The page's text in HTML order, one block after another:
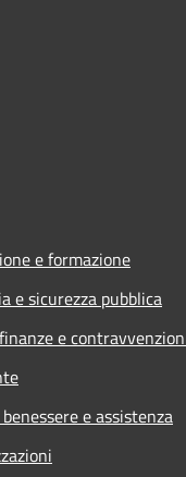
e formazione
e sicurezza pubblica
e
e assistenza